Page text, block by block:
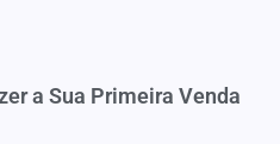
a Sua Primeira Venda